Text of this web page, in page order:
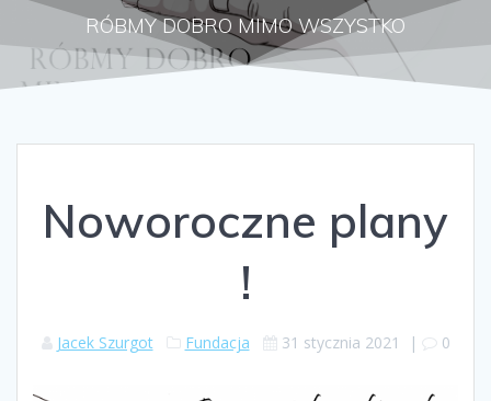
RÓBMY DOBRO MIMO WSZYSTKO
Noworoczne plany
!
Jacek Szurgot Fundacja 31 stycznia 2021 | 0